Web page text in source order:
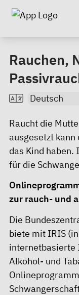
Rauchen,
Raucht die
ausgesetzt
das Kind
für die
zur rauch- und
Die
biete mit IRIS
internetbasierte
Alkohol- und